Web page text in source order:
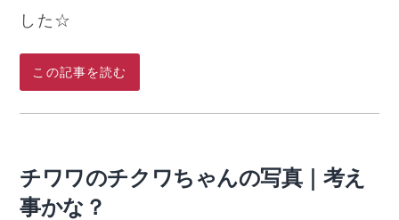
した☆
この記事を読む
チワワのチクワちゃんの写真｜考え
事かな？